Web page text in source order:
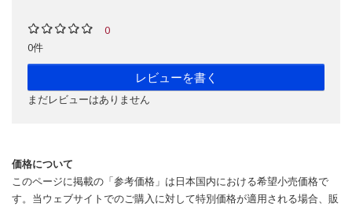
0
0件
レビューを書く
まだレビューはありません
価格について
このページに掲載の「参考価格」は日本国内における希望小売価格で
す。当ウェブサイトでのご購入に対して特別価格が適用される場合、販